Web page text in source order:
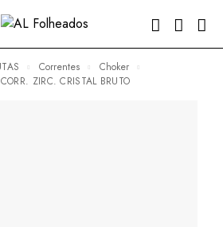
Correntes
Choker
CORR. ZIRC. CRISTAL BRUTO